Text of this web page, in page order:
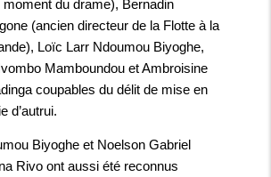
du drame), Bernadin
(ancien directeur de la Flotte à la
Loïc Larr Ndoumou Biyoghe,
Mamboundou et Ambroisine
coupables du délit de mise en
d’autrui.
Biyoghe et Noelson Gabriel
Rivo ont aussi été reconnus